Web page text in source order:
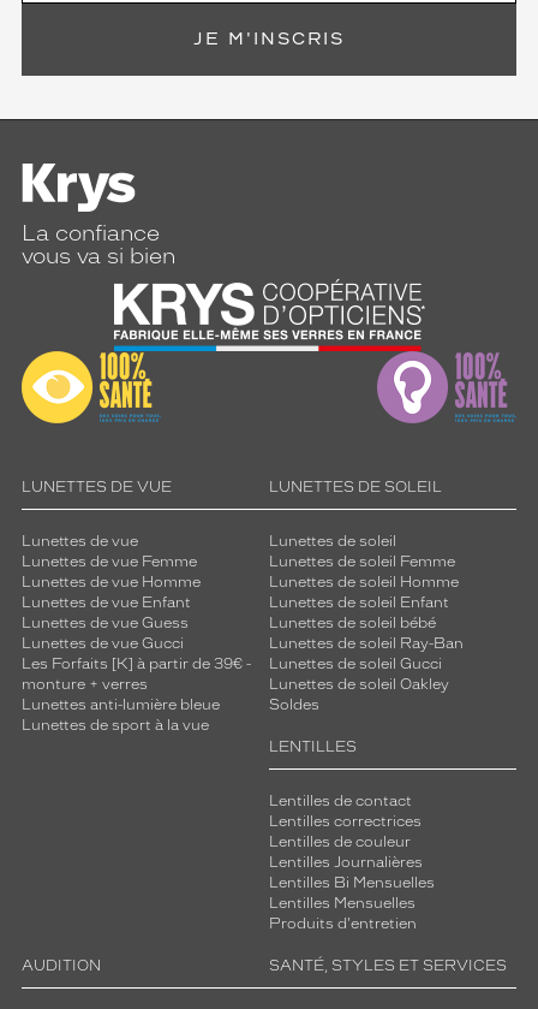
JE M'INSCRIS
La confiance
vous va si bien
LUNETTES DE VUE
Lunettes de vue
Lunettes de vue Femme
Lunettes de vue Homme
Lunettes de vue Enfant
Lunettes de vue Guess
Lunettes de vue Gucci
Les Forfaits [K] à partir de 39€ -
monture + verres
Lunettes anti-lumière bleue
Lunettes de sport à la vue
LUNETTES DE SOLEIL
Lunettes de soleil
Lunettes de soleil Femme
Lunettes de soleil Homme
Lunettes de soleil Enfant
Lunettes de soleil bébé
Lunettes de soleil Ray-Ban
Lunettes de soleil Gucci
Lunettes de soleil Oakley
Soldes
LENTILLES
Lentilles de contact
Lentilles correctrices
Lentilles de couleur
Lentilles Journalières
Lentilles Bi Mensuelles
Lentilles Mensuelles
Produits d'entretien
AUDITION SANTÉ, STYLES ET SERVICES